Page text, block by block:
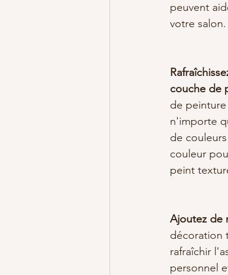
peuvent
votre salon.
couche de
de
n'importe
de
couleur
peint
Ajoutez de
décoration
rafraîchir
personnel